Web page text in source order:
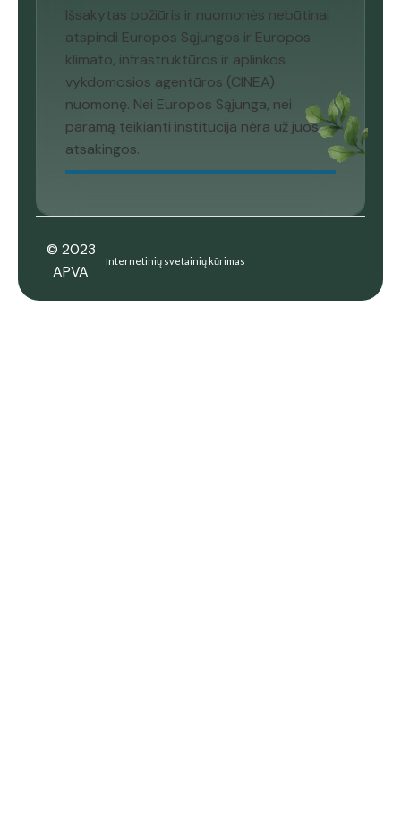
Išsakytas požiūris ir nuomonės nebūtinai
atspindi Europos Sąjungos ir Europos
klimato, infrastruktūros ir aplinkos
vykdomosios agentūros (CINEA)
nuomonę. Nei Europos Sąjunga, nei
paramą teikianti institucija nėra už juos
atsakingos.
© 2023
APVA
Internetinių svetainių kūrimas